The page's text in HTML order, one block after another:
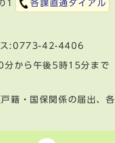
1 各課直通ダイアル
ス:0773-42-4406
から午後5時15分まで
籍・国保関係の届出、